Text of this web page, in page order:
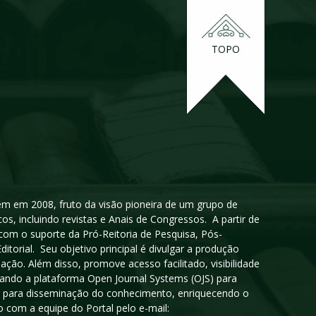
TOPO
em 2008, fruto da visão pioneira de um grupo de
incluindo revistas e Anais de Congressos. A partir de
o suporte da Pró-Reitoria de Pesquisa, Pós-
Seu objetivo principal é divulgar a produção
Além disso, promove acesso facilitado, visibilidade
a plataforma Open Journal Systems (OJS) para
disseminação do conhecimento, enriquecendo o
a equipe do Portal pelo e-mail: